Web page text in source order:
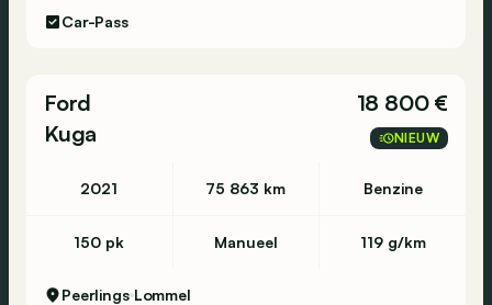
Car-Pass
Ford
Kuga
18 800 €
NIEUW
2021 75 863 km Benzine
150 pk Manueel 119 g/km
Peerlings Lommel